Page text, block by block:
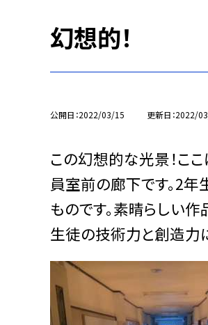
幻想的！
公開日 2022/03/15 更新日 2022/
この幻想的な光景！こ
員室前の廊下です。2年
ものです。素晴らしい
生徒の技術力と創造力